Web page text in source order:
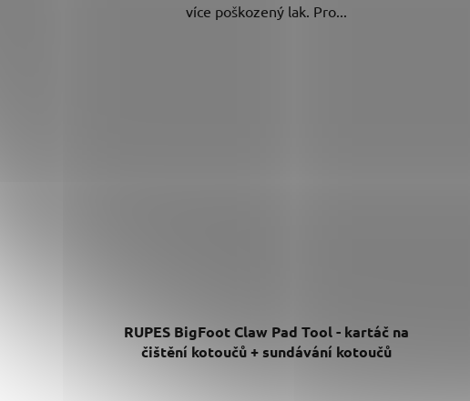
více poškozený lak. Pro...
RUPES BigFoot Claw Pad Tool - kartáč na
čištění kotoučů + sundávání kotoučů